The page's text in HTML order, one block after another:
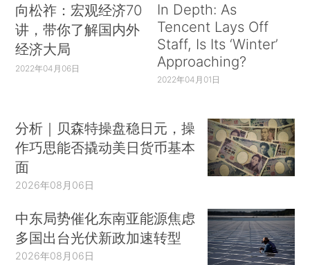
向松祚：宏观经济70
讲，带你了解国内外
经济大局
2022年04月06日
In Depth: As
Tencent Lays Off
Staff, Is Its ‘Winter’
Approaching?
2022年04月01日
分析｜贝森特操盘稳日元，操
作巧思能否撬动美日货币基本
面
2026年08月06日
中东局势催化东南亚能源焦虑
多国出台光伏新政加速转型
2026年08月06日